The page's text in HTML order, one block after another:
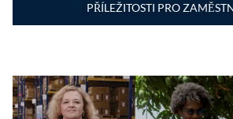
PŘÍLEŽITOSTI PRO